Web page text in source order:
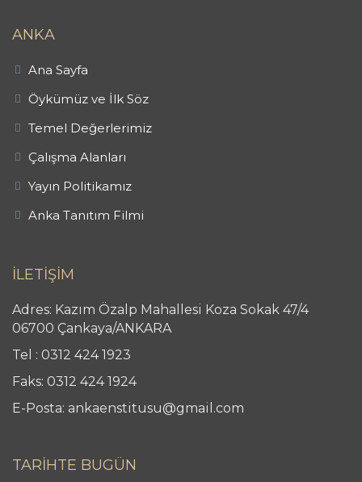
ANKA
Ana Sayfa
Öykümüz ve İlk Söz
Temel Değerlerimiz
Çalışma Alanları
Yayın Politikamız
Anka Tanıtım Filmi
İLETİŞİM
Adres: Kazım Özalp Mahallesi Koza Sokak 47/4
06700 Çankaya/ANKARA
Tel : 0312 424 1923
Faks: 0312 424 1924
E-Posta: ankaenstitusu@gmail.com
TARİHTE BUGÜN